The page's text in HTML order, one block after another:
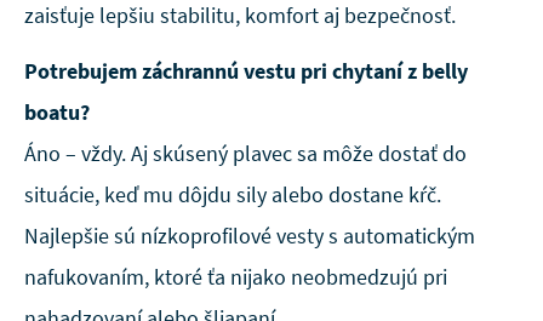
zaisťuje lepšiu stabilitu, komfort aj bezpečnosť.
Potrebujem záchrannú vestu pri chytaní z belly
boatu?
Áno – vždy. Aj skúsený plavec sa môže dostať do
situácie, keď mu dôjdu sily alebo dostane kŕč.
Najlepšie sú nízkoprofilové vesty s automatickým
nafukovaním, ktoré ťa nijako neobmedzujú pri